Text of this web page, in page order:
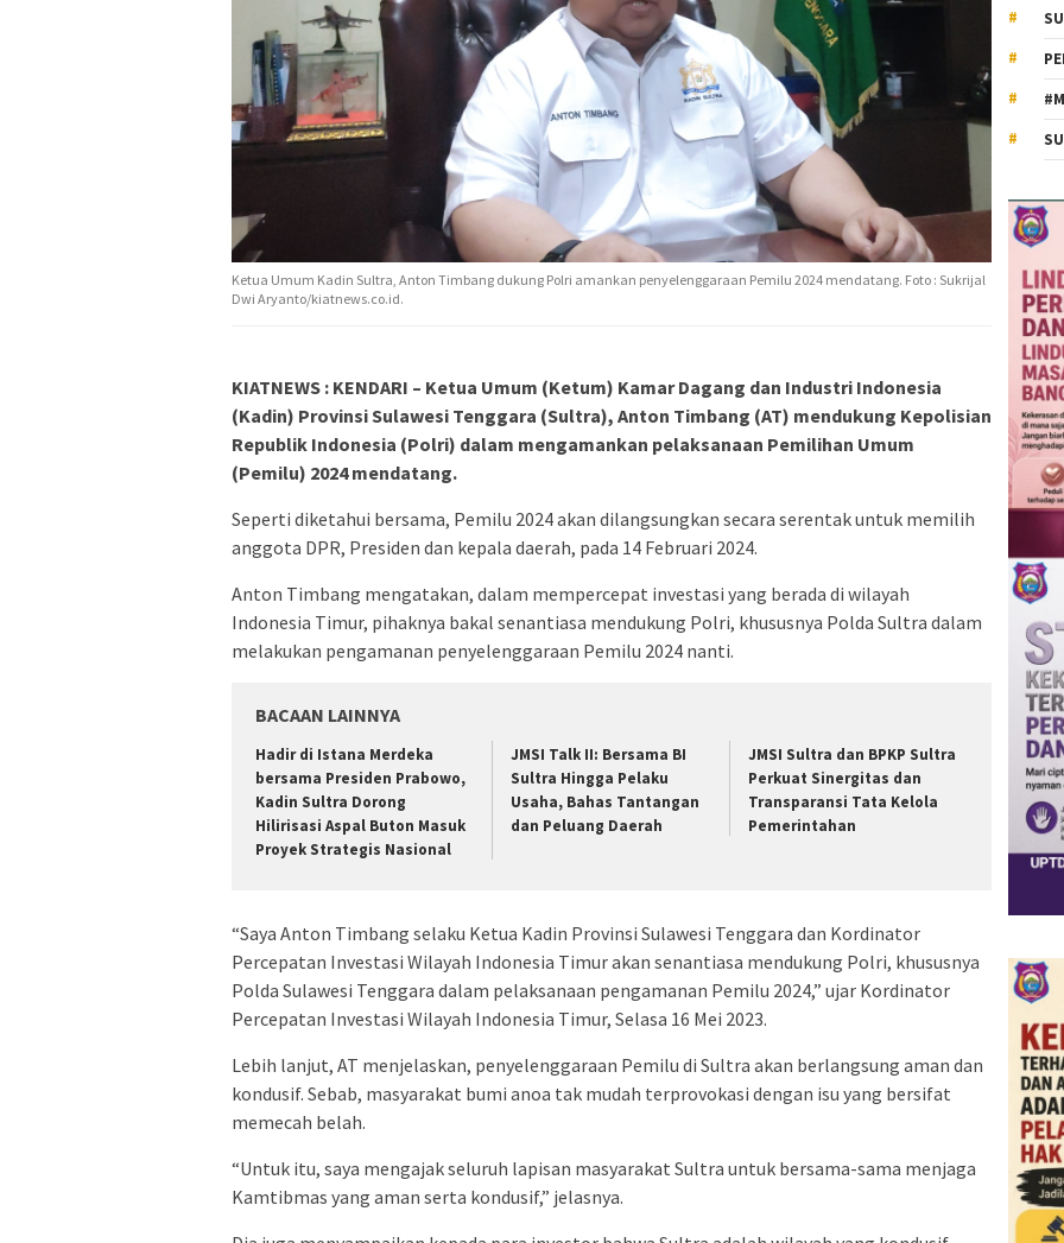
Ketua Umum Kadin Sultra, Anton Timbang dukung Polri amankan penyelenggaraan Pemilu 2024 mendatang. Foto : Sukrijal
Dwi Aryanto/kiatnews.co.id.
KIATNEWS : KENDARI – Ketua Umum (Ketum) Kamar Dagang dan Industri Indonesia
(Kadin) Provinsi Sulawesi Tenggara (Sultra), Anton Timbang (AT) mendukung Kepolisian
Republik Indonesia (Polri) dalam mengamankan pelaksanaan Pemilihan Umum
(Pemilu) 2024 mendatang.
Seperti diketahui bersama, Pemilu 2024 akan dilangsungkan secara serentak untuk memilih
anggota DPR, Presiden dan kepala daerah, pada 14 Februari 2024.
Anton Timbang mengatakan, dalam mempercepat investasi yang berada di wilayah
Indonesia Timur, pihaknya bakal senantiasa mendukung Polri, khususnya Polda Sultra dalam
melakukan pengamanan penyelenggaraan Pemilu 2024 nanti.
BACAAN LAINNYA
Hadir di Istana Merdeka
bersama Presiden Prabowo,
Kadin Sultra Dorong
Hilirisasi Aspal Buton Masuk
Proyek Strategis Nasional
JMSI Talk II: Bersama BI
Sultra Hingga Pelaku
Usaha, Bahas Tantangan
dan Peluang Daerah
JMSI Sultra dan BPKP Sultra
Perkuat Sinergitas dan
Transparansi Tata Kelola
Pemerintahan
“Saya Anton Timbang selaku Ketua Kadin Provinsi Sulawesi Tenggara dan Kordinator
Percepatan Investasi Wilayah Indonesia Timur akan senantiasa mendukung Polri, khususnya
Polda Sulawesi Tenggara dalam pelaksanaan pengamanan Pemilu 2024,” ujar Kordinator
Percepatan Investasi Wilayah Indonesia Timur, Selasa 16 Mei 2023.
Lebih lanjut, AT menjelaskan, penyelenggaraan Pemilu di Sultra akan berlangsung aman dan
kondusif. Sebab, masyarakat bumi anoa tak mudah terprovokasi dengan isu yang bersifat
memecah belah.
“Untuk itu, saya mengajak seluruh lapisan masyarakat Sultra untuk bersama-sama menjaga
Kamtibmas yang aman serta kondusif,” jelasnya.